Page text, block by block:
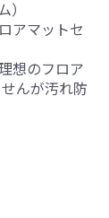
アマットセ
想のフロア
んが汚れ防